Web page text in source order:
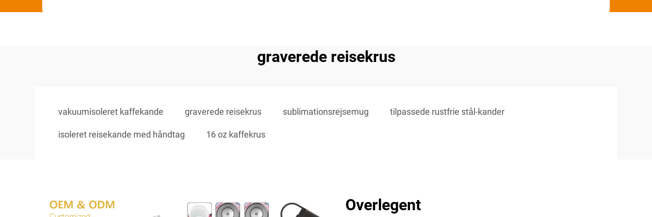
graverede reisekrus
vakuumisoleret kaffekande graverede reisekrus sublimationsrejsemug tilpassede rustfrie stål-kander
isoleret reisekande med håndtag 16 oz kaffekrus
Overlegent